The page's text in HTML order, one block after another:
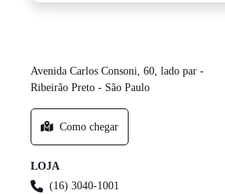
Avenida Carlos Consoni, 60, lado par -
Ribeirão Preto - São Paulo
Como chegar
LOJA
(16) 3040-1001